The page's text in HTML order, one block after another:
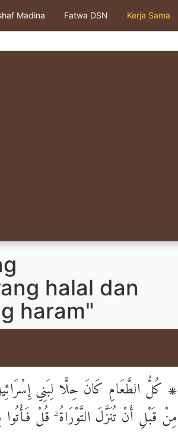
Madina Fatwa DSN Kerja Sama
halal dan
haram"
۞ كُلُّ الطَّعَامِ كَانَ حِلًّا لِبَنِي
مِنْ قَبْلِ أَنْ تُنَزَّلَ التَّوْرَاةُ ۗ قُلْ فَأْتُوا